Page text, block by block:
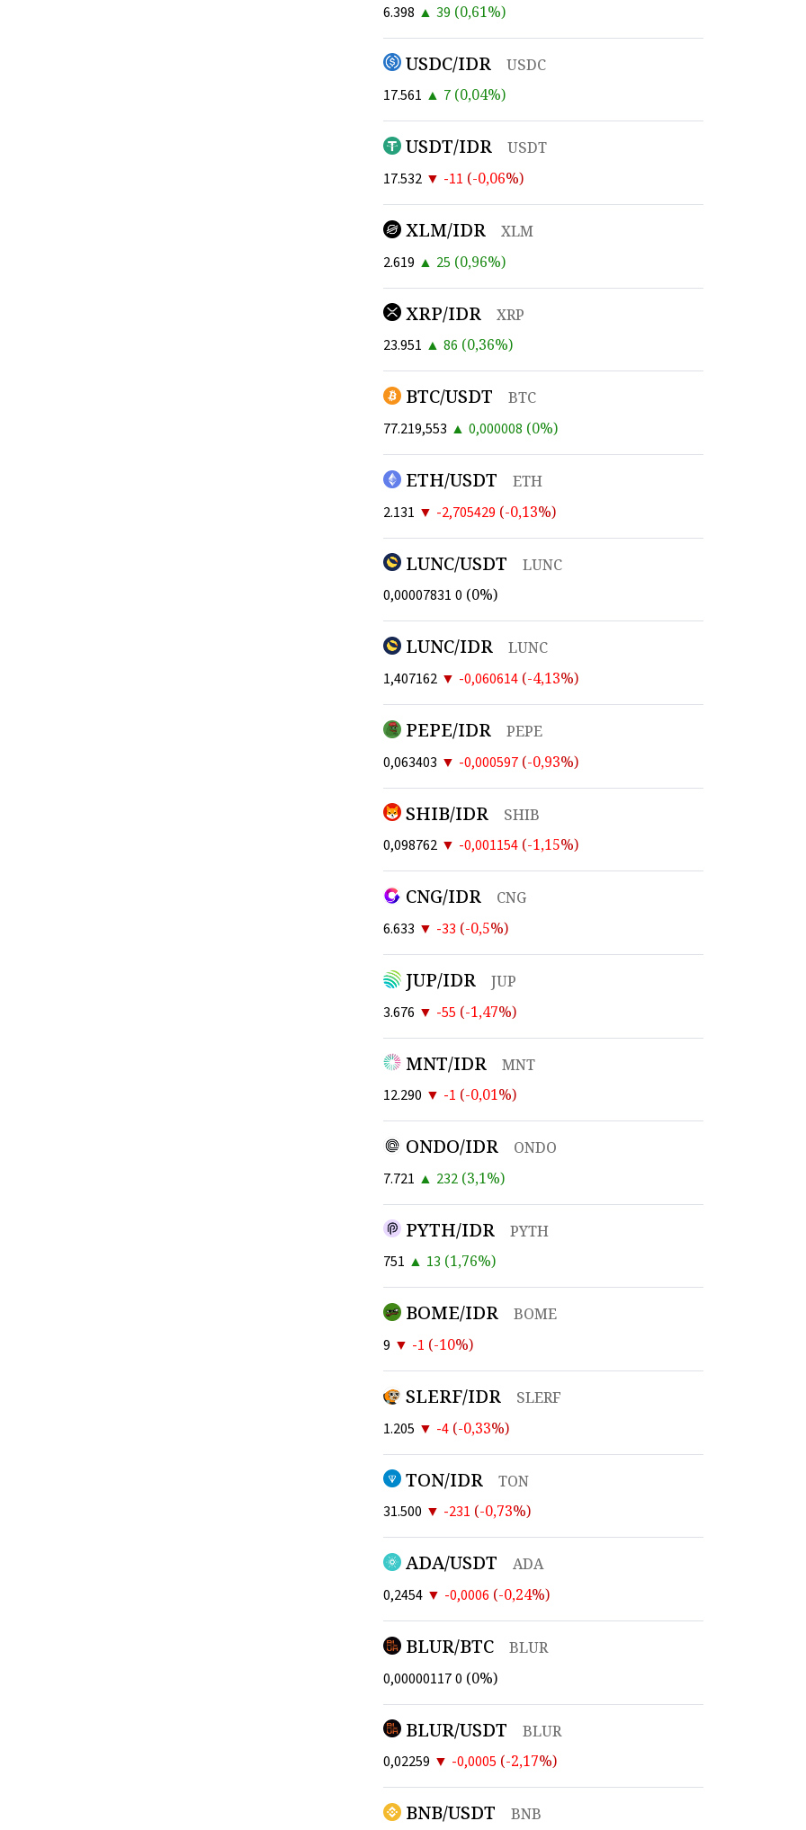
6.398 ▲ 39 (0,61%)
USDC/IDR
USDC
17.561 ▲ 7 (0,04%)
USDT/IDR
USDT
17.532 ▼ -11 (-0,06%)
XLM/IDR
XLM
2.619 ▲ 25 (0,96%)
XRP/IDR
XRP
23.951 ▲ 86 (0,36%)
BTC/USDT
BTC
77.219,553 ▲ 0,000008 (0%)
ETH/USDT
ETH
2.131 ▼ -2,705429 (-0,13%)
LUNC/USDT
LUNC
0,00007831 0 (0%)
LUNC/IDR
LUNC
1,407162 ▼ -0,060614 (-4,13%)
PEPE/IDR
PEPE
0,063403 ▼ -0,000597 (-0,93%)
SHIB/IDR
SHIB
0,098762 ▼ -0,001154 (-1,15%)
CNG/IDR
CNG
6.633 ▼ -33 (-0,5%)
JUP/IDR
JUP
3.676 ▼ -55 (-1,47%)
MNT/IDR
MNT
12.290 ▼ -1 (-0,01%)
ONDO/IDR
ONDO
7.721 ▲ 232 (3,1%)
PYTH/IDR
PYTH
751 ▲ 13 (1,76%)
BOME/IDR
BOME
9 ▼ -1 (-10%)
SLERF/IDR
SLERF
1.205 ▼ -4 (-0,33%)
TON/IDR
TON
31.500 ▼ -231 (-0,73%)
ADA/USDT
ADA
0,2454 ▼ -0,0006 (-0,24%)
BLUR/BTC
BLUR
0,000001170 (0%)
BLUR/USDT
BLUR
0,02259 ▼ -0,0005 (-2,17%)
BNB/USDT BNB